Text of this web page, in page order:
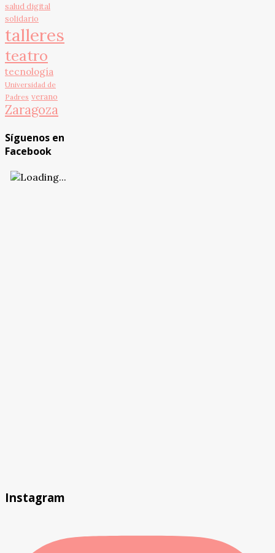
salud digital
solidario
talleres
teatro
tecnología
Universidad de
Padres verano
Zaragoza
Síguenos en
Facebook
Instagram